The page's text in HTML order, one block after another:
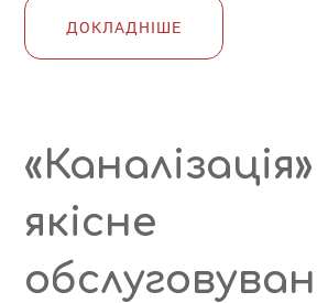
ДОКЛАДНІШЕ
якісне